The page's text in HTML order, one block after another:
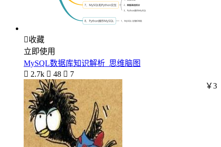
收藏
立即使用
MySQL数据库知识解析_思维脑图
 2.7k  48  7
￥3